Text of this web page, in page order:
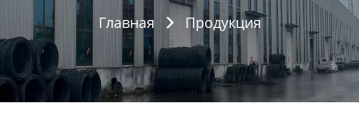
Главная  Продукция